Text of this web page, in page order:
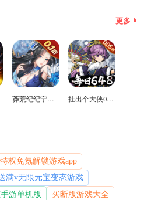
更多
莽荒纪纪宁传奇0.1折送无限连抽版 挂出个大侠0.05折免单福利版
权免氪解锁游戏app
满v无限元宝变态游戏
游单机版 买断版游戏大全